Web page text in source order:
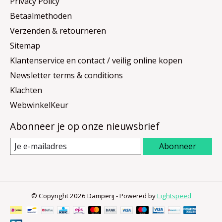
Betaalmethoden
Verzenden & retourneren
Sitemap
Klantenservice en contact / veilig online kopen
Newsletter terms & conditions
Klachten
WebwinkelKeur
Abonneer je op onze nieuwsbrief
Abonneer
© Copyright 2026 Damperij - Powered byLightspeed